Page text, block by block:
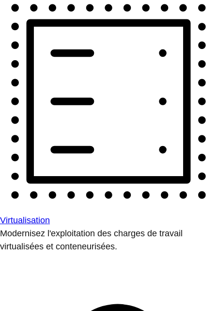
Virtualisation
Modernisez l'exploitation des charges de travail
virtualisées et conteneurisées.